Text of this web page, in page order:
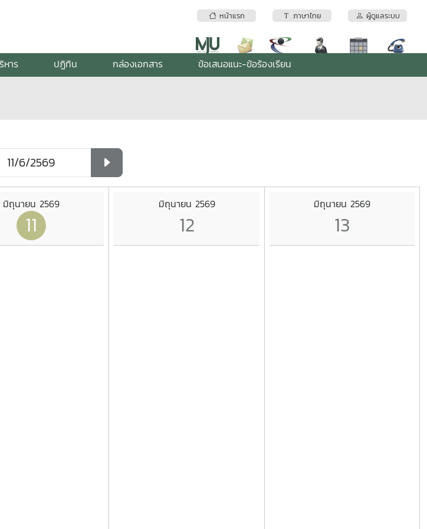
หน้าแรก ภาษาไทย ผู้ดูแลระบบ
หาร ปฏิทิน กล่องเอกสาร ข้อเสนอแนะ-ข้อร้องเรียน
มิถุนายน 2569
11
มิถุนายน 2569
12
มิถุนายน 2569
13